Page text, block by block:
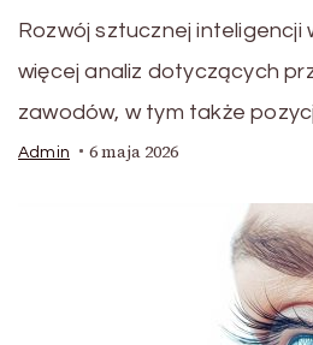
Rozwój sztucznej inteligencji
więcej analiz dotyczących
zawodów, w tym także
Admin 6 maja 2026